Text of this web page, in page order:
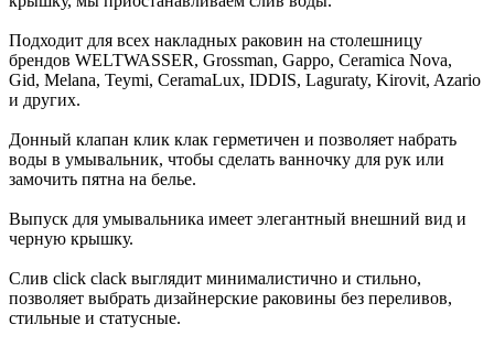
Подходит для всех накладных раковин на столешницу
брендов WELTWASSER, Grossman, Gappo, Ceramica Nova,
Gid, Melana, Teymi, CeramaLux, IDDIS, Laguraty, Kirovit, Azario
и других.
Донный клапан клик клак герметичен и позволяет набрать
воды в умывальник, чтобы сделать ванночку для рук или
замочить пятна на белье.
Выпуск для умывальника имеет элегантный внешний вид и
черную крышку.
Слив click clack выглядит минималистично и стильно,
позволяет выбрать дизайнерские раковины без переливов,
стильные и статусные.